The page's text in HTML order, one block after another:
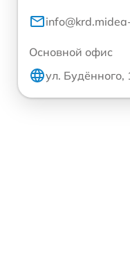
Основной офис
ул. Будённого,